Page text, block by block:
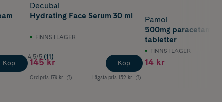
Köp
Decubal
Hydrating Face Serum 30 ml
FINNS I LAGER
4.5/5 (11)
145 kr
Ord.pris 179 kr Lägsta pris 152 kr
Köp
Pamol
500mg paracetamol
tabletter
FINNS I LAGER
14 kr